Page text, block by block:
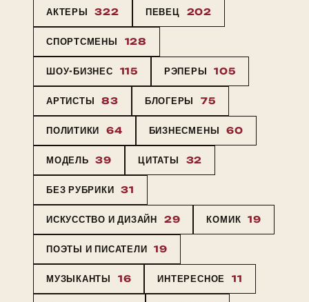
АКТЕРЫ 322 ПЕВЕЦ 202
СПОРТСМЕНЫ 128
ШОУ-БИЗНЕС 115 РЭПЕРЫ 105
АРТИСТЫ 83 БЛОГЕРЫ 75
ПОЛИТИКИ 64 БИЗНЕСМЕНЫ 60
МОДЕЛЬ 39 ЦИТАТЫ 32
БЕЗ РУБРИКИ 31
ИСКУССТВО И ДИЗАЙН 29 КОМИК 19
ПОЭТЫ И ПИСАТЕЛИ 19
МУЗЫКАНТЫ 16 ИНТЕРЕСНОЕ 11